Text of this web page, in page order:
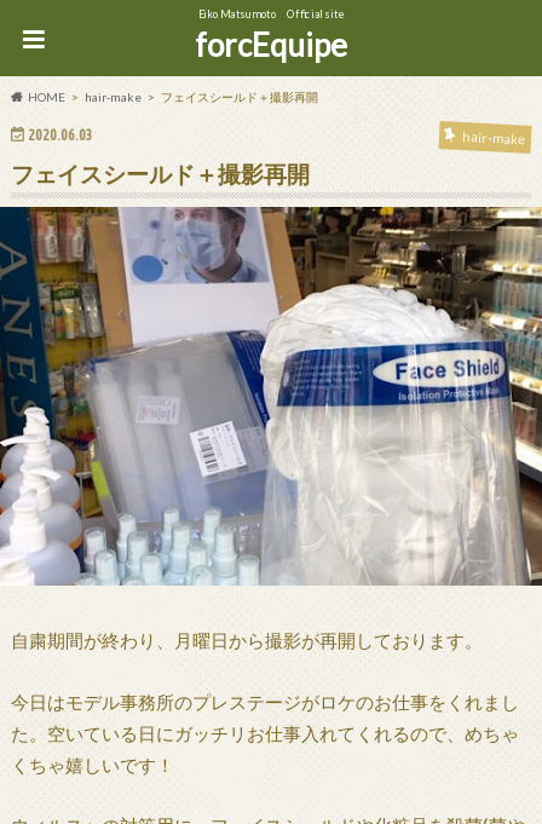
Eiko Matsumoto Official site
forcEquipe
HOME hair-make フェイスシールド＋撮影再開
2020.06.03 hair-make
フェイスシールド＋撮影再開
自粛期間が終わり、月曜日から撮影が再開しております。
今日はモデル事務所のプレステージがロケのお仕事をくれまし
た。空いている日にガッチリお仕事入れてくれるので、めちゃ
くちゃ嬉しいです！